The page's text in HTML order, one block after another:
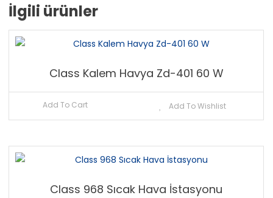
İlgili ürünler
Class Kalem Havya Zd-401 60 W
Add To Cart Add To Wishlist
Class 968 Sıcak Hava İstasyonu